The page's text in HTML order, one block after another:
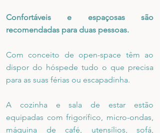
Confortáveis e espaçosas são
recomendadas para duas pessoas.
Com conceito de open-space têm ao
dispor do hóspede tudo o que precisa
para as suas férias ou escapadinha.
A cozinha e sala de estar estão
equipadas com frigorífico, micro-ondas,
máquina de café, utensílios, sofá,